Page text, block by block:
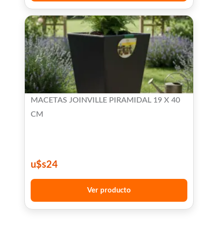
MACETAS JOINVILLE PIRAMIDAL 19 X 40
CM
u$s24
Ver producto